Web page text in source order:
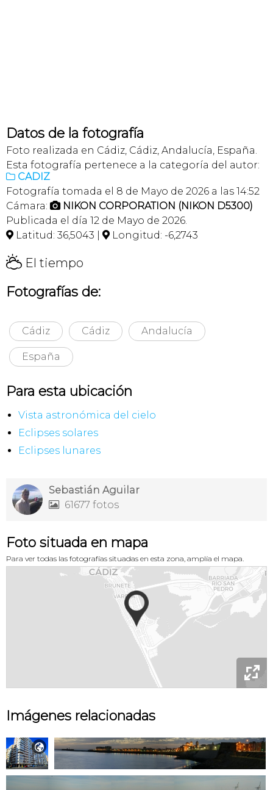
Datos de la fotografía
Foto realizada en Cádiz, Cádiz, Andalucía, España.
Esta fotografía pertenece a la categoría del autor:
 CADIZ
Fotografía tomada el 8 de Mayo de 2026 a las 14:52
Cámara:  NIKON CORPORATION (NIKON D5300)
Publicada el día 12 de Mayo de 2026.
 Latitud: 36,5043 |  Longitud: -6,2743
H El tiempo
Fotografías de:
Cádiz Cádiz Andalucía
España
Para esta ubicación
Vista astronómica del cielo
Eclipses solares
Eclipses lunares
Sebastián Aguilar
 61677 fotos
Foto situada en mapa
Para ver todas las fotografías situadas en esta zona, amplía el mapa.

Imágenes relacionadas
